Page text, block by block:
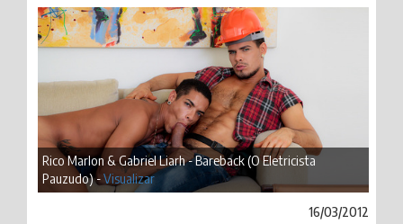
Rico Marlon & Gabriel Liarh - Bareback (O Eletricista
Pauzudo) -Visualizar
16/03/2012